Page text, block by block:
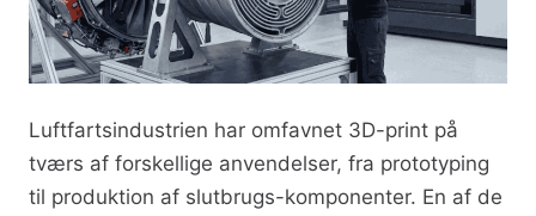
Luftfartsindustrien har omfavnet 3D-print på
tværs af forskellige anvendelser, fra prototyping
til produktion af slutbrugs-komponenter. En af de